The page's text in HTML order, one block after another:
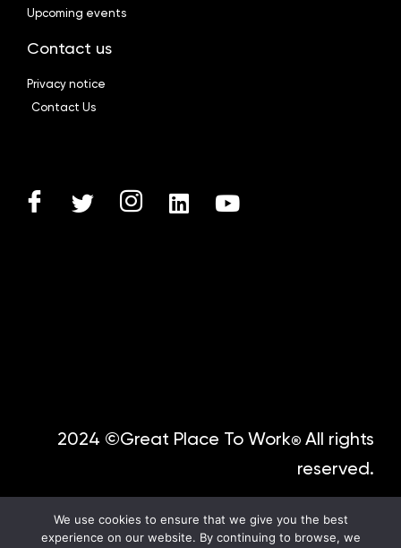
Upcoming events
Contact us
Privacy notice
Contact Us
2024 ©Great Place To Work® All rights
reserved.
We use cookies to ensure that we give you the best
experience on our website. By continuing to browse, we